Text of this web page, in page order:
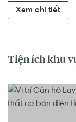
Xem chi tiết
Tiện ích khu